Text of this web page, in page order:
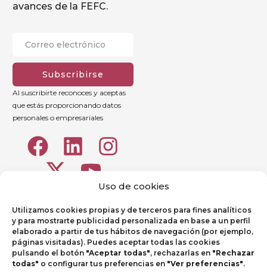
Uso de cookies
Utilizamos cookies propias y de terceros para fines analíticos
y para mostrarte publicidad personalizada en base a un perfil
elaborado a partir de tus hábitos de navegación (por ejemplo,
páginas visitadas). Puedes aceptar todas las cookies
pulsando el botón "Aceptar todas", rechazarlas en "Rechazar
todas" o configurar tus preferencias en "Ver preferencias".
avances de la FEFC.
Subscribirse
Al suscribirte reconoces y aceptas
que estás proporcionando datos
personales o empresariales
Aviso legal